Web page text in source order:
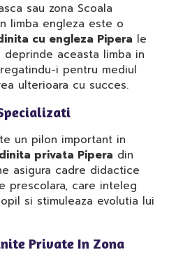
sau zona Scoala
limba engleza este o
cu engleza Pipera le
aceasta limba in
i pentru mediul
ulterioara cu succes.
un pilon important in
privata Pipera din
asigura cadre didactice
prescolara, care inteleg
si stimuleaza evolutia lui
Private In Zona